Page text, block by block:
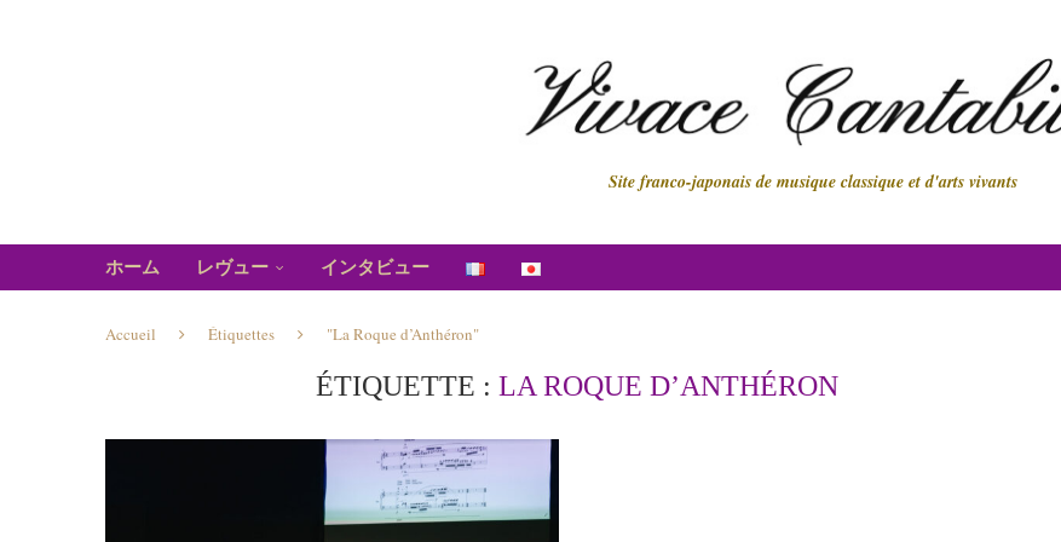
Site franco-japonais de musique classique et d'arts vivants
ホーム レヴュー インタビュー
Accueil Étiquettes "La Roque d’Anthéron"
ÉTIQUETTE : LA ROQUE D’ANTHÉRON